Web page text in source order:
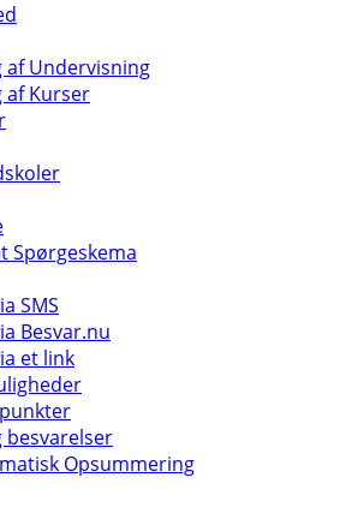
af Undervisning
af Kurser
Spørgeskema
SMS
Besvar.nu
et link
besvarelser
Opsummering